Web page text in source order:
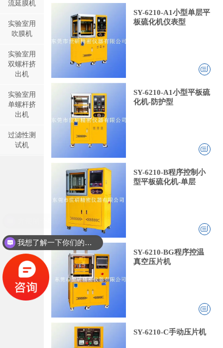
流延膜机
实验室用
吹膜机
实验室用
双螺杆挤
出机
实验室用
单螺杆挤
出机
过滤性测
试机
SY-6210-A1小型单层平
板硫化机仪表型
SY-6210-A1小型平板硫
化机-防护型
SY-6210-B程序控制小
型平板硫化机-单层
SY-6210-BG程序控温
真空压片机
SY-6210-C手动压片机
我想了解一下你们的双螺杆挤出机同？